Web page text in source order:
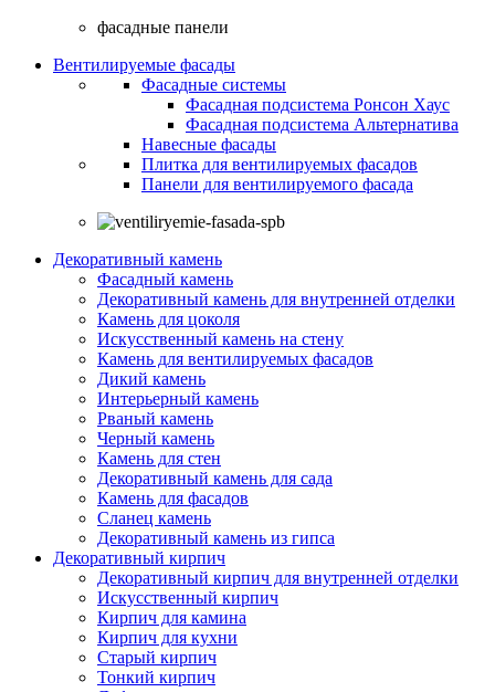
фасадные панели
Вентилируемые фасады
Фасадные системы
Фасадная подсистема Ронсон Хаус
Фасадная подсистема Альтернатива
Навесные фасады
Плитка для вентилируемых фасадов
Панели для вентилируемого фасада
Декоративный камень
Фасадный камень
Декоративный камень для внутренней отделки
Камень для цоколя
Искусственный камень на стену
Камень для вентилируемых фасадов
Дикий камень
Интерьерный камень
Рваный камень
Черный камень
Камень для стен
Декоративный камень для сада
Камень для фасадов
Сланец камень
Декоративный камень из гипса
Декоративный кирпич
Декоративный кирпич для внутренней отделки
Искусственный кирпич
Кирпич для камина
Кирпич для кухни
Старый кирпич
Тонкий кирпич